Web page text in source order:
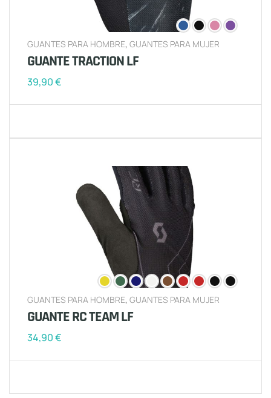
GUANTES PARA HOMBRE, GUANTES PARA MUJER
GUANTE TRACTION LF
39,90€
GUANTES PARA HOMBRE, GUANTES PARA MUJER
GUANTE RC TEAM LF
34,90€